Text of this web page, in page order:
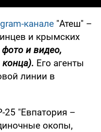
канале "Атеш" –
и крымских
и видео,
конца). Его агенты
линии в
25 "Евпатория –
окопы,